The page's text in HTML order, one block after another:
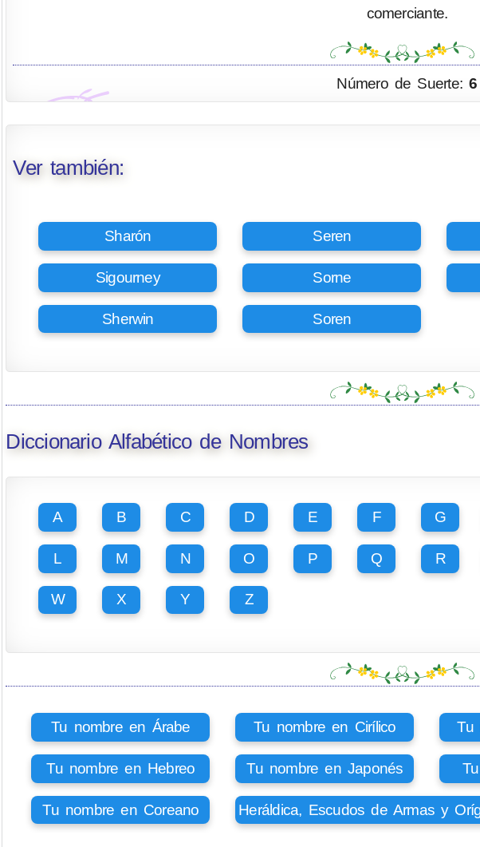
comerciante.
Número de Suerte:6
Ver también:
Sharón Seren
Sigourney Sorne
Sherwin Soren
Diccionario Alfabético de Nombres
A B C D E F G
L M N O P Q R
W X Y Z
Tu nombre en Árabe Tu nombre en Cirílico Tu
Tu nombre en Hebreo Tu nombre en Japonés
Tu nombre en Coreano Heráldica, Escudos de Armas y